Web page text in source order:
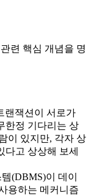
련 핵심 개념을 명
랜잭션이 서로가
한정 기다리는 상
이 있지만, 각자 상
다고 상상해 보세
(DBMS)이 데이
용하는 메커니즘